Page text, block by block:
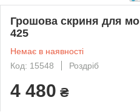
Грошова скриня для
425
Немає в наявності
Код: 15548
Роздріб
4 480 ₴